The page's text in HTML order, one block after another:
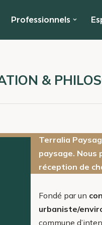
Professionnels
&
Terralia
paysage. Nous
réception de
Fondé par un
urbaniste/
commune